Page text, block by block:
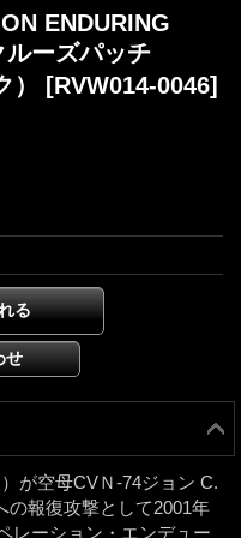
ENDURING
ルーズパッチ
） [RVW014-0046]
が空母CVＮ-74ジョン C.
の報復攻撃として2001年
レーション・エンデュー